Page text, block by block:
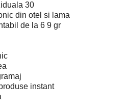
30
din otel si lama
de la 6 9 gr
instant